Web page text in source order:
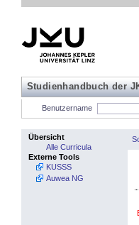
Studienhandbuch der
Benutzername
Übersicht
Alle Curricula
Externe Tools
KUSSS
Auwea NG